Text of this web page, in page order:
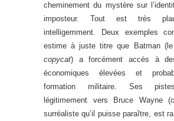
cheminement du mystère sur
imposteur. Tout est très
intelligemment. Deux exemples
estime à juste titre que Batman
copycat) a forcément accès à
économiques élevées et
formation militaire. Ses
légitimement vers Bruce Wayne
surréaliste qu’il puisse paraître, est